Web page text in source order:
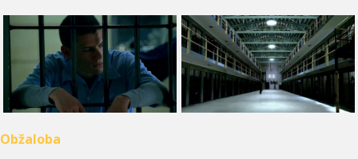
Obžaloba